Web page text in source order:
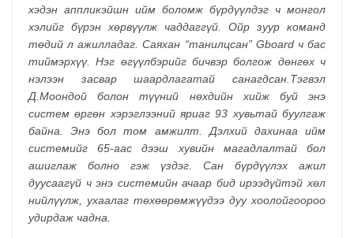
хэдэн аппликэйшн ийм боломж бүрдүүлдэг ч монгол
хэлийг бүрэн хөрвүүлж чаддаггүй. Ойр зуур команд
төдий л ажилладаг. Саяхан “танилцсан” Gboard ч бас
тиймэрхүү. Нэг өгүүлбэрийг бичвэр болгож дөнгөх ч
нэлээн засвар шаардлагатай санагдсан.Тэгвэл
Д.Моондой болон түүний нөхдийн хийж буй энэ
систем өргөн хэрэглээний яриаг 93 хувьтай буулгаж
байна. Энэ бол том амжилт. Дэлхий дахинаа ийм
системийг 65-аас дээш хувийн магадлалтай бол
ашиглаж болно гэж үздэг. Сан бүрдүүлэх ажил
дуусаагүй ч энэ системийн ачаар бид ирээдүйтэй хөл
нийлүүлж, ухаалаг төхөөрөмжүүдээ дуу хоолойгоороо
удирдаж чадна.